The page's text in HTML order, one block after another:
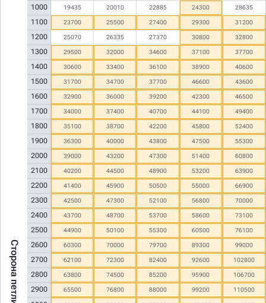
Сторона петли
1000
1100
1200
1300
1400
1500
1600
1700
1800
1900
2000
2100
2200
2300
2400
2500
2600
2700
2800
2900
19435 20010 22885 24300 28635
23700 25500 27400 29300 31200
25070 26335 27370 30800 32800
29500 32000 34600 37100 37700
30600 33400 36100 38900 40600
31700 34700 37700 46600 43600
32900 36000 39200 42300 46500
34000 37400 40700 44100 49400
35100 38700 42200 45800 52400
36300 40000 43800 47500 55300
39000 43200 47300 51400 60800
40200 44500 48900 53200 63900
41400 45900 50500 55000 66900
42500 47300 52100 56800 70000
43700 48700 53700 58600 73100
44900 50100 55300 60500 76100
60300 70000 79700 89300 99000
62100 72300 82400 92600 102800
63800 74500 85200 95900 106700
65500 76800 88000 99200 110500